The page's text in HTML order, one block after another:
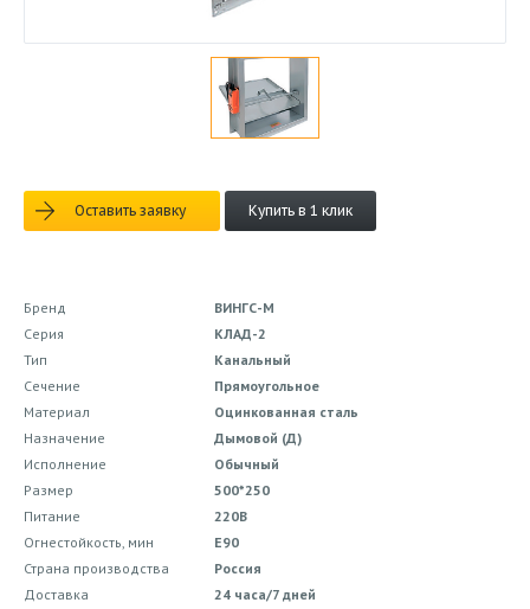
Оставить заявку Купить в 1 клик
Бренд
ВИНГС-М
Серия
КЛАД-2
Тип
Канальный
Сечение
Прямоугольное
Материал
Оцинкованная сталь
Назначение
Дымовой (Д)
Исполнение
Обычный
Размер
500*250
Питание
220В
Огнестойкость, мин
E90
Страна производства
Россия
Доставка
24 часа/7 дней